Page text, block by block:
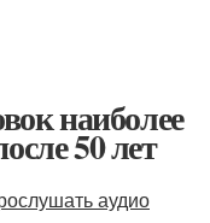
наиболее
50 лет
аудио